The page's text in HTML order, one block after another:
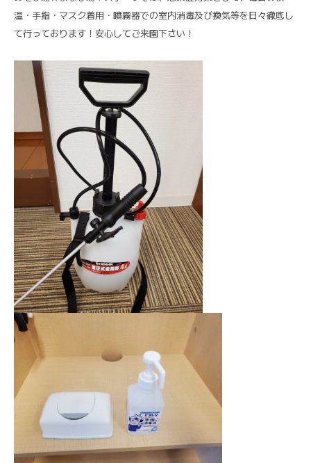
温・手指・マスク着用・噴霧器での室内消毒及び換気等を日々徹底し
て行っております！安心してご来園下さい！